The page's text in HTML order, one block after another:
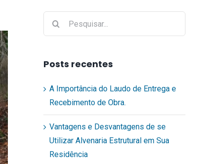
Posts recentes
A Importância do Laudo de Entrega e
Recebimento de Obra.
Vantagens e Desvantagens de se
Utilizar Alvenaria Estrutural em Sua
Residência